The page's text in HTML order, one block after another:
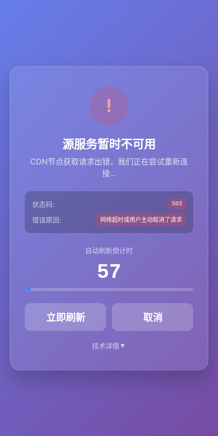
源服务暂时不可用
CDN节点获取请求出错，我们正在尝试重新连
接...
状态码: 503
错误原因: 网络超时或用户主动取消了请求
自动刷新倒计时
57
立即刷新 取消
技术详情▼